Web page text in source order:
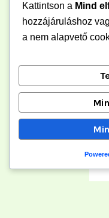
Kattintson a Mind
hozzájáruláshoz
a nem alapvető